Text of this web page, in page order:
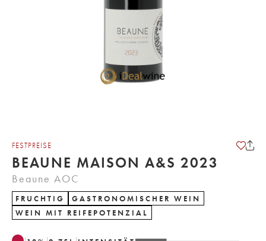
FESTPREISE
BEAUNE MAISON A&S 2023
Beaune AOC
FRUCHTIG
GASTRONOMISCHER WEIN
WEIN MIT REIFEPOTENZIAL